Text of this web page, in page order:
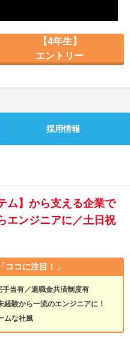
【4年生】
エントリー
採用情報
ム】から支える企業で
エンジニアに／土日祝
「ココに注目！」
当有／退職金共済制度有
験から一流のエンジニアに！
ムな社風